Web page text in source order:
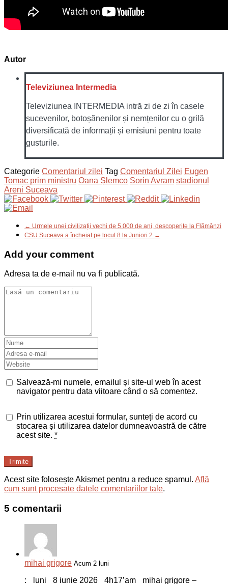
Autor
Televiziunea Intermedia
Televiziunea INTERMEDIA intră zi de zi în casele
sucevenilor, botoșănenilor și nemțenilor cu o grilă
diversificată de informații și emisiuni pentru toate
gusturile.
Categorie Comentariul zilei Tag Comentariul Zilei Eugen
Tomac prim ministru Oana Șlemco Sorin Avram stadionul
Areni Suceava
← Urmele unei civilizații vechi de 5.000 de ani, descoperite la Flămânzi
CSU Suceava a încheiat pe locul 8 la Juniori 2 →
Add your comment
Adresa ta de e-mail nu va fi publicată.
Salvează-mi numele, emailul și site-ul web în acest
navigator pentru data viitoare când o să comentez.
Prin utilizarea acestui formular, sunteți de acord cu
stocarea și utilizarea datelor dumneavoastră de către
acest site. *
Trimite
Acest site folosește Akismet pentru a reduce spamul. Află
cum sunt procesate datele comentariilor tale.
5 comentarii
mihai grigore Acum 2 luni
:_ luni_ 8 iunie 2026_ 4h17’am_ mihai grigore –